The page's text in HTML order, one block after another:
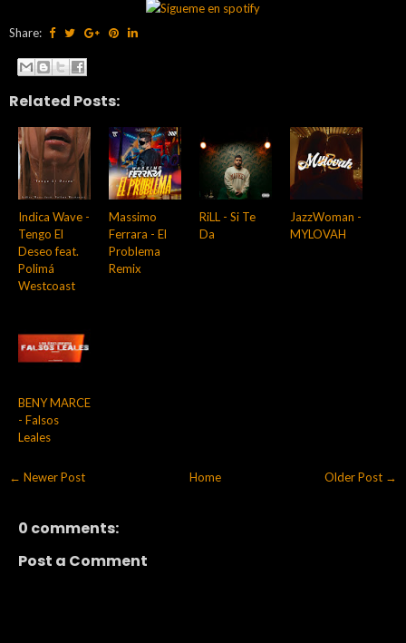
Share:
Related Posts:
Indica Wave -
Tengo El
Deseo feat.
Polimá
Westcoast
Massimo
Ferrara - El
Problema
Remix
RiLL - Si Te
Da
JazzWoman -
MYLOVAH
BENY MARCE
- Falsos
Leales
← Newer Post Older Post →
Home
0 comments:
Post a Comment